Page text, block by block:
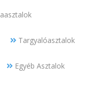
Targyalóasztalok
Egyéb Asztalok